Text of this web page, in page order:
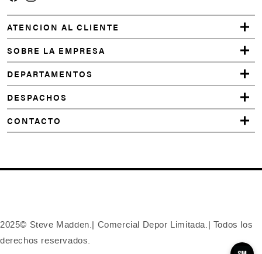
ATENCION AL CLIENTE
SOBRE LA EMPRESA
DEPARTAMENTOS
DESPACHOS
CONTACTO
2025© Steve Madden.| Comercial Depor Limitada.| Todos los
derechos reservados.